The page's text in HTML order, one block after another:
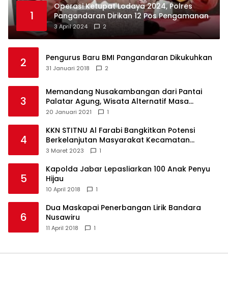
1
Operasi Ketupat Lodaya 2024, Polres
Pangandaran Dirikan 12 Pos Pengamanan
3 April 2024 2
2 Pengurus Baru BMI Pangandaran Dikukuhkan
31 Januari 2018 2
3
Memandang Nusakambangan dari Pantai
Palatar Agung, Wisata Alternatif Masa
Pandemi
20 Januari 2021 1
4
KKN STITNU Al Farabi Bangkitkan Potensi
Berkelanjutan Masyarakat Kecamatan
Langkaplancar
3 Maret 2023 1
5
Kapolda Jabar Lepasliarkan 100 Anak Penyu
Hijau
10 April 2018 1
6
Dua Maskapai Penerbangan Lirik Bandara
Nusawiru
11 April 2018 1